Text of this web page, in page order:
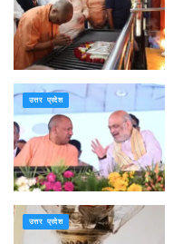
उत्तर प्रदेश
उत्तर प्रदेश